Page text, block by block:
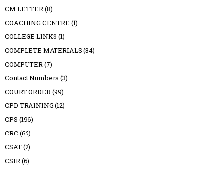
CM LETTER (8)
COACHING CENTRE (1)
COLLEGE LINKS (1)
COMPLETE MATERIALS (34)
COMPUTER (7)
Contact Numbers (3)
COURT ORDER (99)
CPD TRAINING (12)
CPS (196)
CRC (62)
CSAT(2)
CSIR (6)